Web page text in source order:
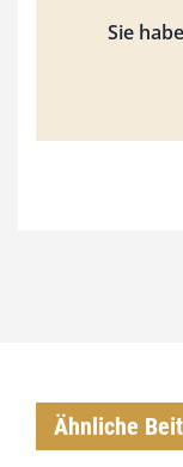
Sie
Ähnliche